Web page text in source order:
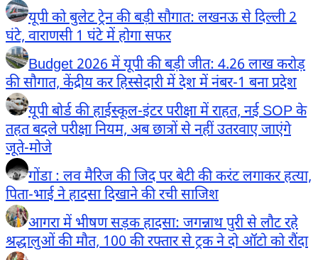
यूपी को बुलेट ट्रेन की बड़ी सौगात: लखनऊ से दिल्ली 2
घंटे, वाराणसी 1 घंटे में होगा सफर
Budget 2026 में यूपी की बड़ी जीत: 4.26 लाख करोड़
की सौगात, केंद्रीय कर हिस्सेदारी में देश में नंबर-1 बना प्रदेश
यूपी बोर्ड की हाईस्कूल-इंटर परीक्षा में राहत, नई SOP के
तहत बदले परीक्षा नियम, अब छात्रों से नहीं उतरवाए जाएंगे
जूते-मोजे
गोंडा : लव मैरिज की जिद पर बेटी की करंट लगाकर हत्या,
पिता-भाई ने हादसा दिखाने की रची साजिश
आगरा में भीषण सड़क हादसा: जगन्नाथ पुरी से लौट रहे
श्रद्धालुओं की मौत, 100 की रफ्तार से ट्रक ने दो ऑटो को रौंदा